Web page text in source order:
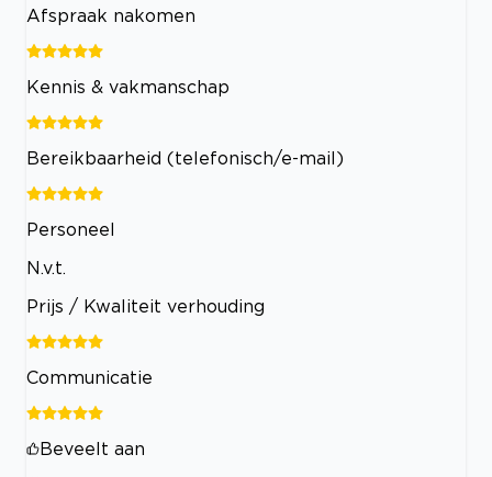
Afspraak nakomen
Kennis & vakmanschap
Bereikbaarheid (telefonisch/e-mail)
Personeel
N.v.t.
Prijs / Kwaliteit verhouding
Communicatie
Beveelt aan